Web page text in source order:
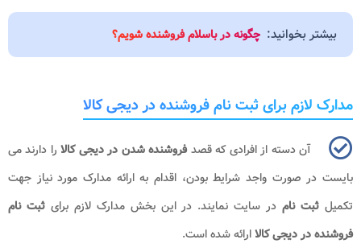
بیشتر بخوانید: چگونه در باسلام فروشنده شویم؟
مدارک لازم برای ثبت نام فروشنده در دیجی کالا
آن دسته از افرادی که قصدفروشنده شدن در دیجی کالا را دارند می
بایست در صورت واجد شرایط بودن، اقدام به ارائه مدارک مورد نیاز جهت
تکمیلثبت نام در سایت نمایند. در این بخش مدارک لازم برای ثبت نام
فروشنده در دیجی کالاارائه شده است.